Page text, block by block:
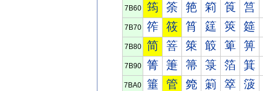
7B60 筠 筡 筢 筣 筤 筥
7B70 筰 筱 筲 筳 筴 筵
7B80 简 箁 箂 箃 箄 箅
7B90 箐 箑 箒 箓 箔 箕
7BA0 箠 管 箢 箣 箤 箥